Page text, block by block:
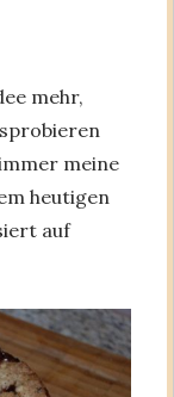
mehr,
meine
heutigen
auf